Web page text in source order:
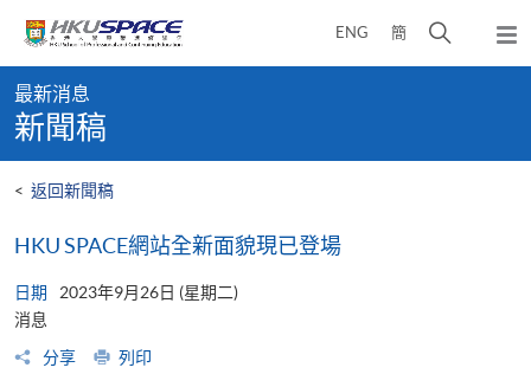
content
ENG 簡
開
彈
出
content
start
最新消息
新聞稿
< 返回新聞稿
HKU SPACE網站全新面貌現已登場
日期
2023年9月26日 (星期二)
消息
分享
列印